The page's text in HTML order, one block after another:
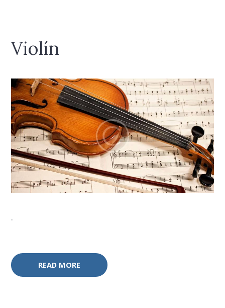
Violín
.
READ MORE